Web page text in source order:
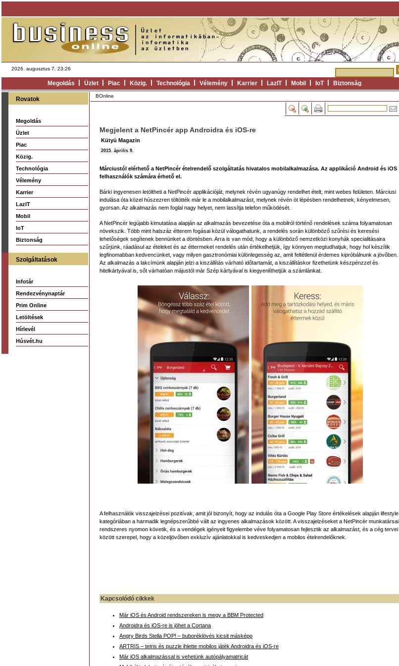
2026. augusztus 7. 23:26
Megoldás Üzlet Piac Közig. Technológia Vélemény Karrier LazIT Mobil IoT Biztonság
Rovatok
Megoldás
Üzlet
Piac
Közig.
Technológia
Vélemény
Karrier
LazIT
Mobil
IoT
Biztonság
Szolgáltatások
Infotár
Rendezvénynaptár
Prim Online
Letöltések
Hírlevél
Húsvét.hu
BOnline
Megjelent a NetPincér app Androidra és iOS-re
Kütyü Magazin
2015. április 9.
Márciustól elérhető a NetPincér ételrendelő szolgáltatás hivatalos mobilalkalmazása. Az applikáció Android és iOS
felhasználók számára érhető el.
Bárki ingyenesen letöltheti a NetPincér applikációját, melynek révén ugyanúgy rendelhet ételt, mint webes felületen. Márciusi
indulása óta közel húszezren töltötték már le a mobilalkalmazást, melynek révén öt lépésben rendelhetnek, kényelmesen,
gyorsan. Az alkalmazás nem foglal nagy helyet, nem lassítja telefon működését.
A NetPincér legújabb kimutatása alapján az alkalmazás bevezetése óta a mobilról történő rendelések száma folyamatosan
növekszik. Több mint hatszáz étterem fogásai közül válogathatunk, a rendelés során különböző szűrési és keresési
lehetőségek segítenek bennünket a döntésben. Arra is van mód, hogy a különböző nemzetközi konyhák specialitásaira
szűrjünk, ráadásul az ételeket és az éttermeket rendelés után értékelhetjük, így könnyen megtudhatjuk, hogy hol készítik
legfinomabban kedvencünket, vagy milyen gasztronómiai különlegesség az, amit feltétlenül érdemes kipróbálnunk a jövőben.
Az alkalmazás a lakcímünk alapján jelzi a kiszállítás várható időtartamát, a kiszállításkor fizethetünk készpénzzel és
hitelkártyával is, sőt várhatóan májustól már Szép kártyával is kiegyenlíthetjük a számlánkat.
A felhasználók visszajelzései pozitívak, amit jól bizonyít, hogy az indulás óta a Google Play Store értékelések alapján lifestyle
kategóriában a harmadik legnépszerűbbé vált az ingyenes alkalmazások között. A visszajelzéseket a NetPincér munkatársai
rendszeres nyomon követik, és a vendégek igényeit figyelembe véve folyamatosan fejlesztik az alkalmazást, és a cég tervei
között szerepel, hogy a közeljövőben exkluzív ajánlatokkal is kedveskedjen a mobilos ételrendelőknek.
Kapcsolódó cikkek
Már iOS és Android rendszereken is megy a BBM Protected
Androidra és iOS-re is jöhet a Cortana
Angry Birds Stella POP! – buboréklövés kicsit másképp
ARTRIS – tetris és puzzle ihlette mobilos játék Androidra és iOS-re
Már iOS alkalmazással is vehetünk autópályamatricát